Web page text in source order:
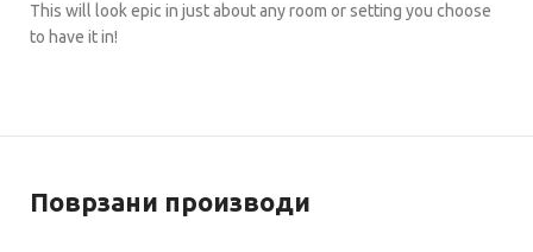
This will look epic in just about any room or setting you choose
to have it in!
Поврзани производи